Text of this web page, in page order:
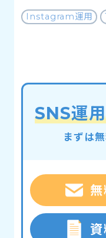
Instagram運用
SNS運
まずは